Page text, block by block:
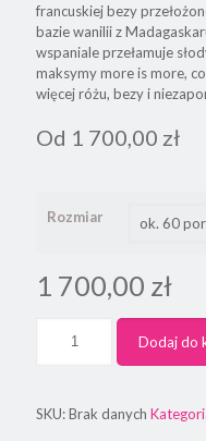
francuskiej bezy
bazie wanilii z
wspaniale przełamuje
maksymy more is more,
więcej różu, bezy i
Od 1 700,00 zł
Rozmiar
1 700,00 zł
Dodaj do
SKU:Brak danych